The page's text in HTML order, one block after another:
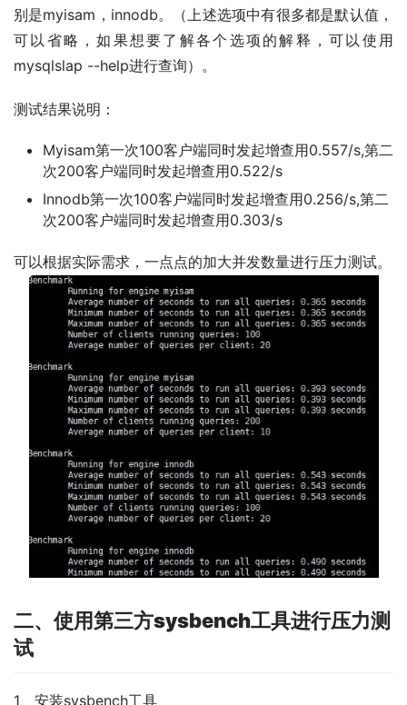
别是myisam，innodb。（上述选项中有很多都是默认值，
可以省略，如果想要了解各个选项的解释，可以使用
mysqlslap --help进行查询）。
测试结果说明：
Myisam第一次100客户端同时发起增查用0.557/s,第二
次200客户端同时发起增查用0.522/s
Innodb第一次100客户端同时发起增查用0.256/s,第二
次200客户端同时发起增查用0.303/s
可以根据实际需求，一点点的加大并发数量进行压力测试。
二、使用第三方sysbench工具进行压力测
试
1、安装sysbench工具